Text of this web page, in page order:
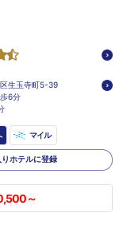
生玉寺町5-39
6分
マイル
りホテルに登録
～